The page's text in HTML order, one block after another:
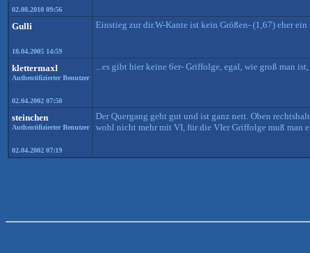
02.08.2010 09:56
Gulli
18.04.2005 14:59
Einstieg zur dir.W-Kante ist kein Größen- (1,67) eher
klettermaxl
Authentifizierter Benutzer
02.04.2002 07:50
...es gibt hier keine 6er- Griffolge, egal, wie groß man
steinchen
Authentifizierter Benutzer
02.04.2002 07:19
Der Quergang geht gut und ist ganz nett. Oben
wohl nicht mehr mit VI, für die VIer Griffolge muß man